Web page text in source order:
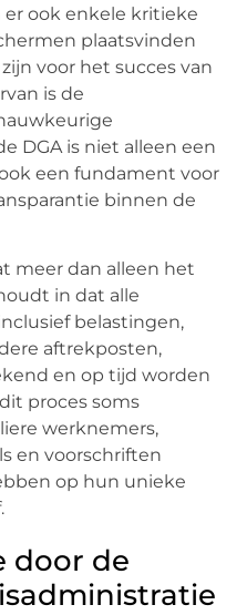
er ook enkele kritieke
plaatsvinden
voor het succes van
is de
DGA is niet alleen een
een fundament voor
binnen de
meer dan alleen het
in dat alle
belastingen,
aftrekposten,
en op tijd worden
proces soms
werknemers,
en voorschriften
op hun unieke
door de